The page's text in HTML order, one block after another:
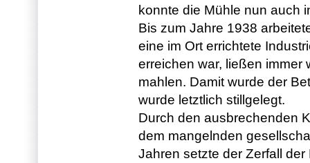
konnte die Mühle nun auch
Bis zum Jahre 1938
eine im Ort errichtete
erreichen war, ließen immer
mahlen. Damit wurde der
wurde letztlich stillgelegt.
Durch den ausbrechenden
dem mangelnden
Jahren setzte der Zerfall